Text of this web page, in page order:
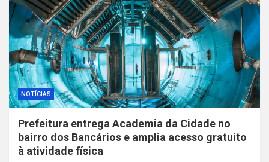
NOTÍCIAS
Prefeitura entrega Academia da Cidade no
bairro dos Bancários e amplia acesso gratuito
à atividade física